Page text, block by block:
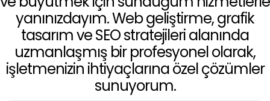
yanınızdayım. Web geliştirme, grafik
tasarım ve SEO stratejileri alanında
uzmanlaşmış bir profesyonel olarak,
işletmenizin ihtiyaçlarına özel çözümler
sunuyorum.